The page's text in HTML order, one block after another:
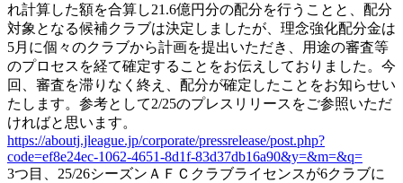
れ計算した額を合算し21.6億円分の配分を行うことと、配分
対象となる候補クラブは決定しましたが、理念強化配分金は
5月に個々のクラブから計画を提出いただき、用途の審査等
のプロセスを経て確定することをお伝えしておりました。今
回、審査を滞りなく終え、配分が確定したことをお知らせい
たします。参考として2/25のプレスリリースをご参照いただ
ければと思います。
https://aboutj.jleague.jp/corporate/pressrelease/post.php?
code=ef8e24ec-1062-4651-8d1f-83d37db16a90&y=&m=&q=
3つ目、25/26シーズンＡＦＣクラブライセンスが6クラブに